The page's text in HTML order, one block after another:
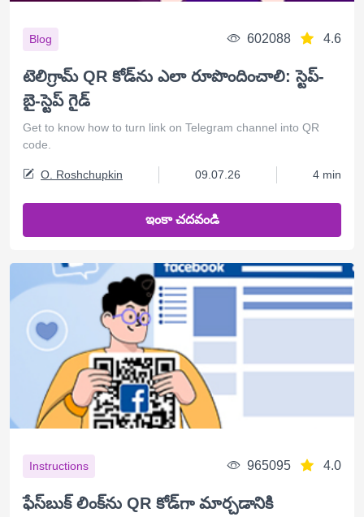
Blog 602088 4.6
టెలిగ్రామ్ QR కోడ్‌ను ఎలా రూపొందించాలి: స్టెప్-
బై-స్టెప్ గైడ్
Get to know how to turn link on Telegram channel into QR
code.
O. Roshchupkin 09.07.26 4 min
ఇంకా చదవండి
Instructions 965095 4.0
ఫేస్‌బుక్ లింక్‌ను QR కోడ్‌గా మార్చడానికి